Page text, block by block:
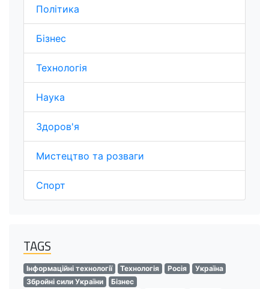
Політика
Бізнес
Технологія
Наука
Здоров'я
Мистецтво та розваги
Спорт
TAGS
Інформаційні технології Технологія Росія
Україна
Збройні сили України
Бізнес